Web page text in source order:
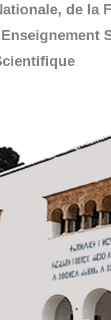
de la
.